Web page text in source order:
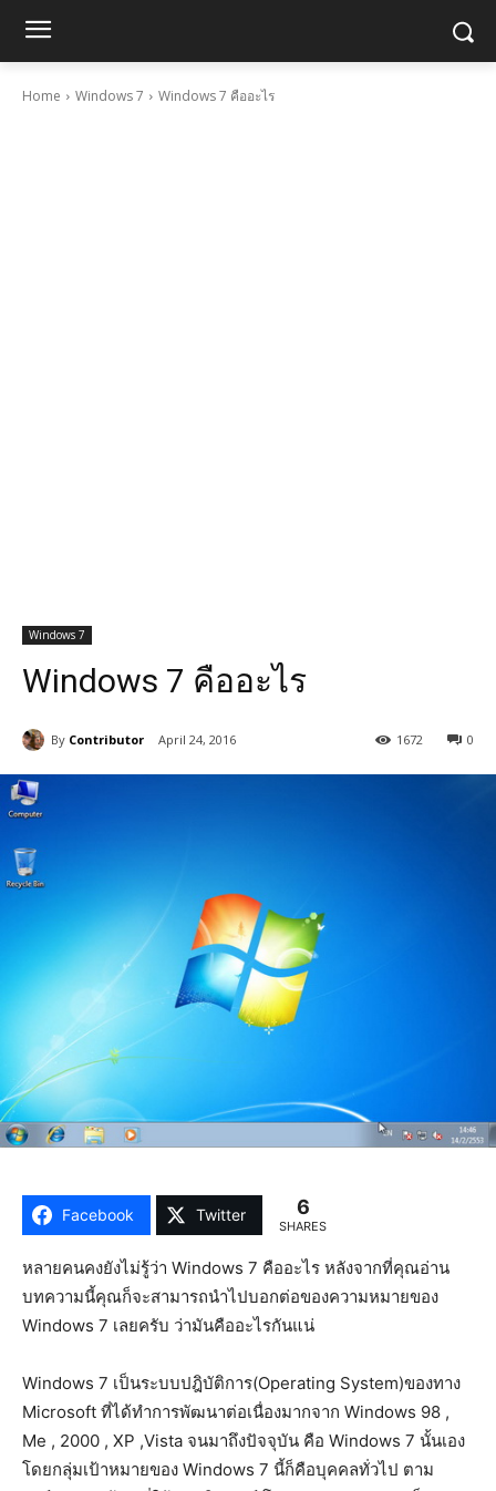
Home Windows 7 Windows 7 คืออะไร
Windows 7
Windows 7 คืออะไร
By Contributor April 24, 2016 0
1672
Facebook Twitter 6
SHARES
หลายคนคงยังไม่รู้ว่า Windows 7 คืออะไร หลังจากที่คุณอ่าน
บทความนี้คุณก็จะสามารถนำไปบอกต่อของความหมายของ
Windows 7 เลยครับ ว่ามันคืออะไรกันแน่
Windows 7 เป็นระบบปฎิบัติการ(Operating System)ของทาง
Microsoft ที่ได้ทำการพัฒนาต่อเนื่องมากจาก Windows 98 ,
Me , 2000 , XP ,Vista จนมาถึงปัจจุบัน คือ Windows 7 นั้นเอง
โดยกลุ่มเป้าหมายของ Windows 7 นี้ก็คือบุคคลทั่วไป ตาม